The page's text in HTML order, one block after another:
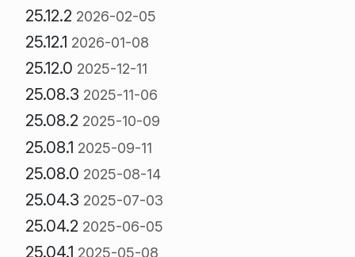
25.12.2 2026-02-05
25.12.1 2026-01-08
25.12.0 2025-12-11
25.08.3 2025-11-06
25.08.2 2025-10-09
25.08.1 2025-09-11
25.08.0 2025-08-14
25.04.3 2025-07-03
25.04.2 2025-06-05
25.04.1 2025-05-08